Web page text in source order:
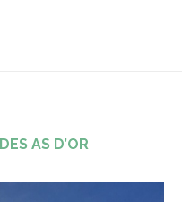
AS D’OR